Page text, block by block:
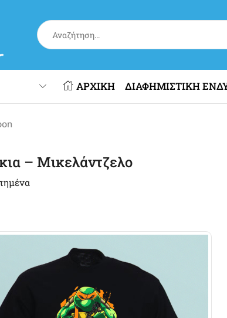
ΑΡΧΙΚΗ ΔΙΑΦΗΜΙΣΤΙΚΗ
– Μικελάντζελο